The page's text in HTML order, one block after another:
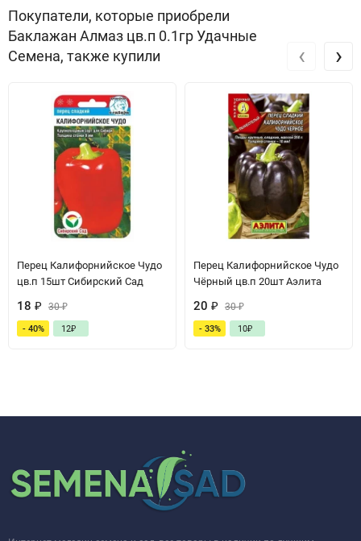
Покупатели, которые приобрели
Баклажан Алмаз цв.п 0.1гр Удачные
Семена, также купили
Перец Калифорнийское Чудо
цв.п 15шт Сибирский Сад
18 ₽ 30₽
- 40% 12₽
Перец Калифорнийское Чудо
Чёрный цв.п 20шт Аэлита
20 ₽ 30₽
- 33% 10₽
‹ ›